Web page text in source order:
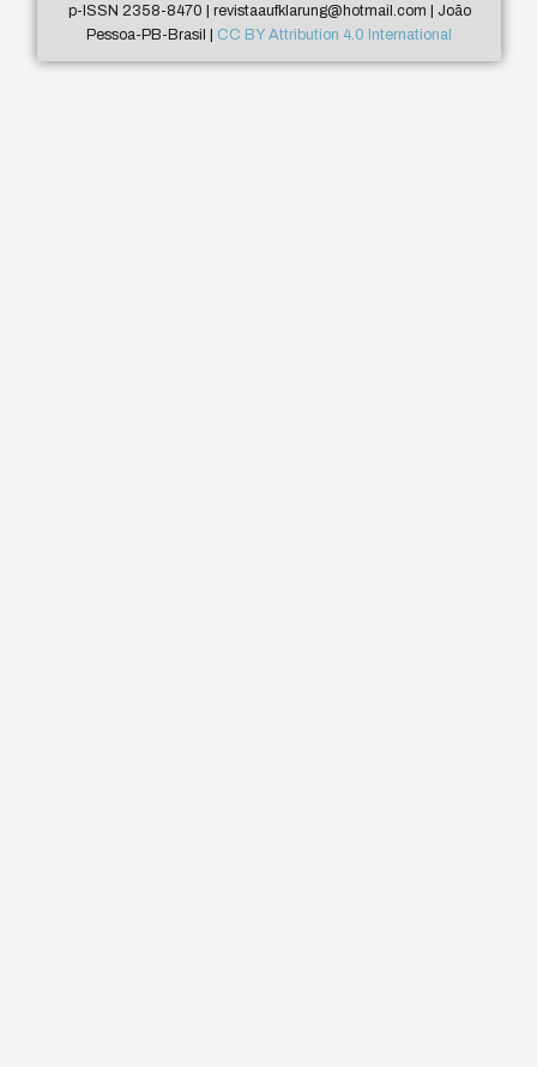
p-ISSN 2358-8470 | revistaaufklarung@hotmail.com | João
Pessoa-PB-Brasil | CC BY Attribution 4.0 International